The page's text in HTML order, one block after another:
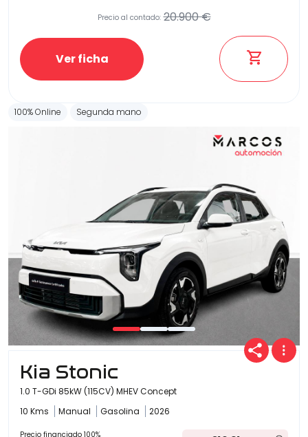
Precio al contado: 20.900 €
Ver ficha
100% Online Segunda mano
Kia Stonic
1.0 T-GDi 85kW (115CV) MHEV Concept
10 Kms
Manual Gasolina 2026
Precio financiado 100%